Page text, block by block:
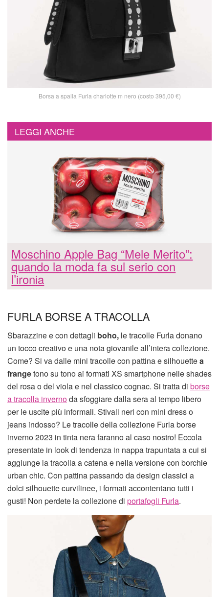
Borsa a spalla Furla charlotte m nero (costo 395,00 €)
LEGGI ANCHE
Moschino Apple Bag “Mele Merito”:
quando la moda fa sul serio con
l’ironia
FURLA BORSE A TRACOLLA
Sbarazzine e con dettagli boho, le tracolle Furla donano
un tocco creativo e una nota giovanile all’intera collezione.
Come? Si va dalle mini tracolle con pattina e silhouettea
frangetono su tono ai formati XS smartphone nelle shades
del rosa o del viola e nel classico cognac. Si tratta di borse
a tracolla invernoda sfoggiare dalla sera al tempo libero
per le uscite più informali. Stivali neri con mini dress o
jeans indosso? Le tracolle della collezione Furla borse
inverno 2023 in tinta nera faranno al caso nostro! Eccola
presentate in look di tendenza in nappa trapuntata a cui si
aggiunge la tracolla a catena e nella versione con borchie
urban chic. Con pattina passando da design classici a
dolci silhouette curvilinee, i formati accontentano tutti i
gusti! Non perdete la collezione di portafogli Furla.